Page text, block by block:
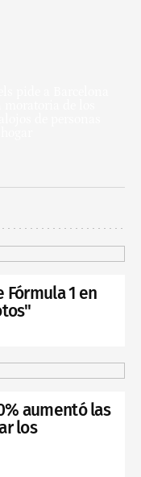
Fórmula 1 en
aumentó las
los